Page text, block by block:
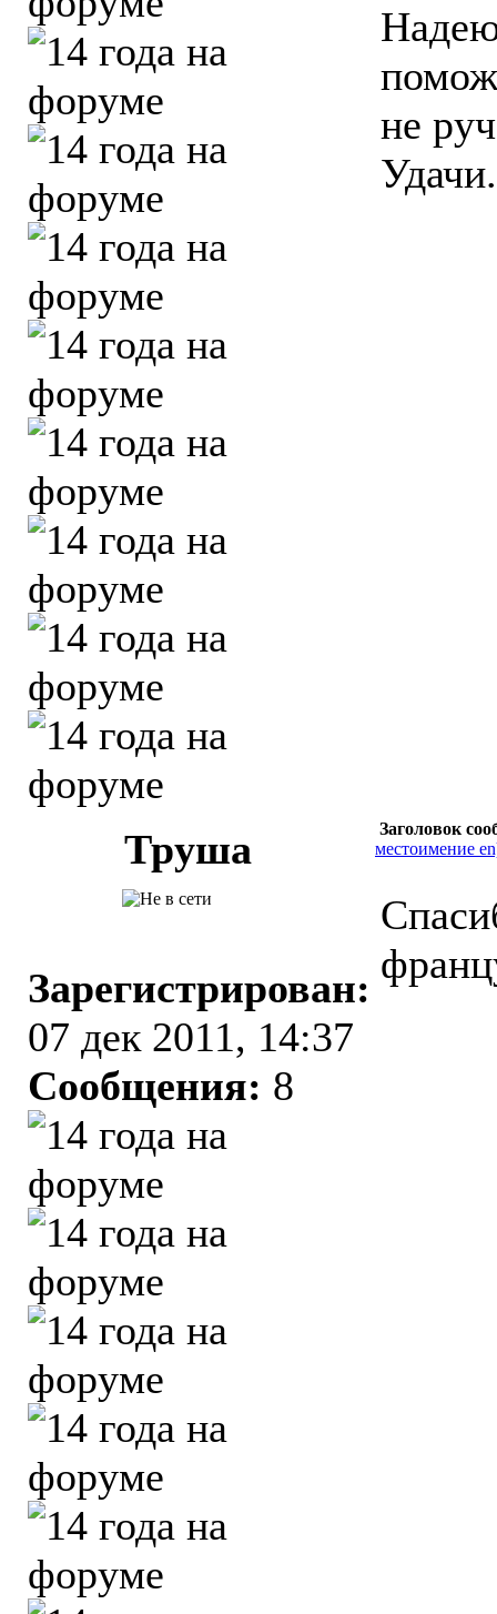
не
Удачи.
Труша
Заголовок
местоимение
Зарегистрирован:
07 дек 2011, 14:37
Сообщения: 8